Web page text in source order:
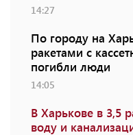
14:27
По городу на
ракетами с
погибли люди
14:05
В Харькове в 3,5
воду и